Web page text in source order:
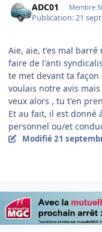
ADC01 Membre
Publication:21
Aie, aie, t'es mal
faire de l'anti
te met devant ta
voulais notre avis
veux alors , tu t'en
Et au fait, il est donné
personnel ou/et
Modifié21